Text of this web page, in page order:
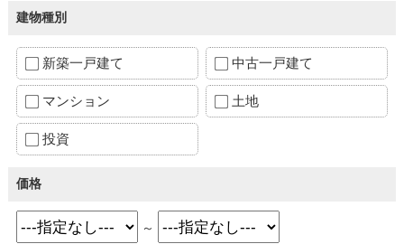
建物種別
新築一戸建て 中古一戸建て
マンション 土地
投資
価格
～